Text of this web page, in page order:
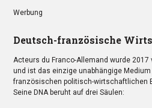
Werbung
Deutsch-französische
Acteurs du Franco-Allemand wurde 2017
und ist das einzige unabhängige
französischen politisch-wirtschaftlichen
Seine DNA beruht auf drei Säulen: